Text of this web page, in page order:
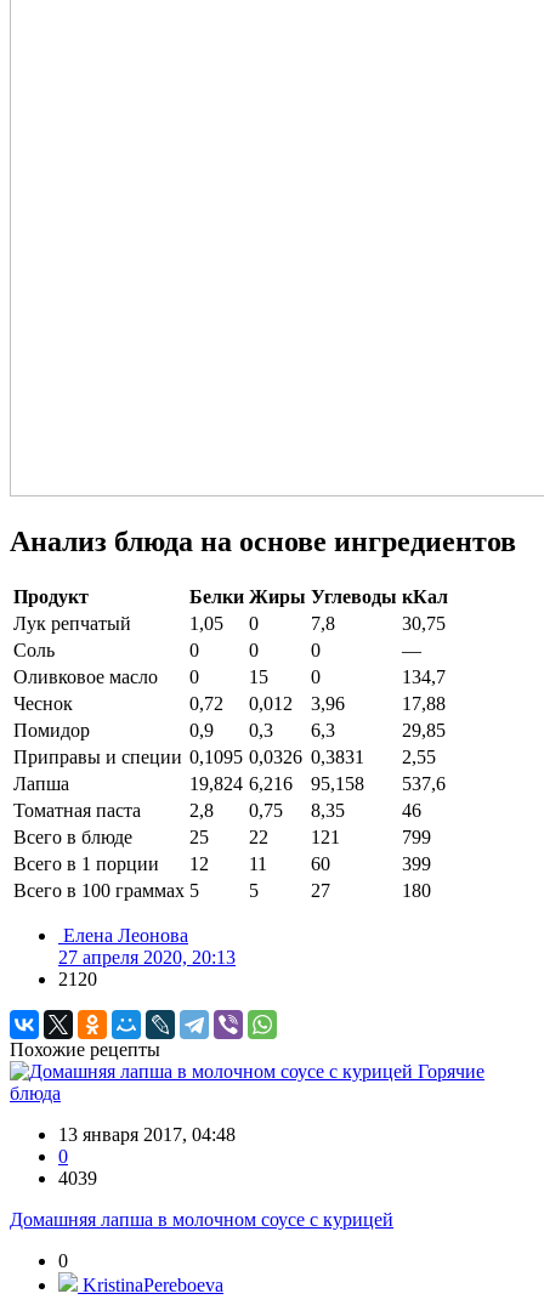
Анализ блюда на основе ингредиентов
Продукт Белки Жиры Углеводы кКал
Лук репчатый
1,05 0 7,8
30,75
Соль
0 0 0
—
Оливковое масло
0 15 0
134,7
Чеснок
0,72 0,012 3,96
17,88
Помидор
0,9 0,3 6,3
29,85
Приправы и специи 0,1095 0,0326 0,3831
2,55
Лапша
19,824 6,216 95,158
537,6
Томатная паста
2,8 0,75 8,35
46
Всего в блюде
25 22 121
799
Всего в 1 порции
12 11 60
399
Всего в 100 граммах 5 5 27 180
Елена Леонова
27 апреля 2020, 20:13
2120
Похожие рецепты
Горячие
блюда
13 января 2017, 04:48
0
4039
Домашняя лапша в молочном соусе с курицей
0
KristinaPereboeva